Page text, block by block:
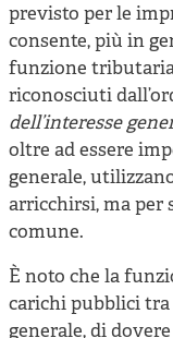
previsto per le
consente, più in
funzione tributaria
riconosciuti
dell’interesse
oltre ad essere
generale,
arricchirsi, ma per
comune.
È noto che la
carichi pubblici
generale, di